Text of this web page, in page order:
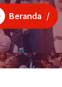
Beranda /